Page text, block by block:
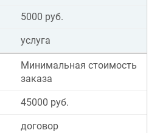
5000 руб.
услуга
Минимальная стоимость
заказа
45000 руб.
договор